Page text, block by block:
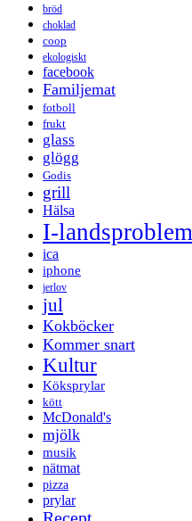
bröd
choklad
coop
ekologiskt
facebook
Familjemat
fotboll
frukt
glass
glögg
Godis
grill
Hälsa
I-landsproblem
ica
iphone
jerlov
jul
Kokböcker
Kommer snart
Kultur
Köksprylar
kött
McDonald's
mjölk
musik
nätmat
pizza
prylar